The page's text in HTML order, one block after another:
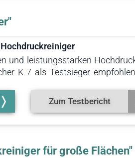
und leistungsstarken
K 7 als Testsieger
Verstauen als nachteilig
Zum Testbericht
für große Flächen"